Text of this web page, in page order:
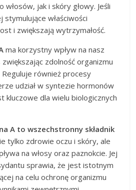
jak i skóry głowy. Jeśli
stymulujące właściwości
i zwiększają wytrzymałość.
ma korzystny wpływ na nasz
zdolność organizmu
Reguluje również procesy
udział w syntezie hormonów
kluczowe dla wielu biologicznych
A to wszechstronny składnik
tylko zdrowie oczu i skóry, ale
na włosy oraz paznokcie. Jej
sprawia, że jest istotnym
na celu ochronę organizmu